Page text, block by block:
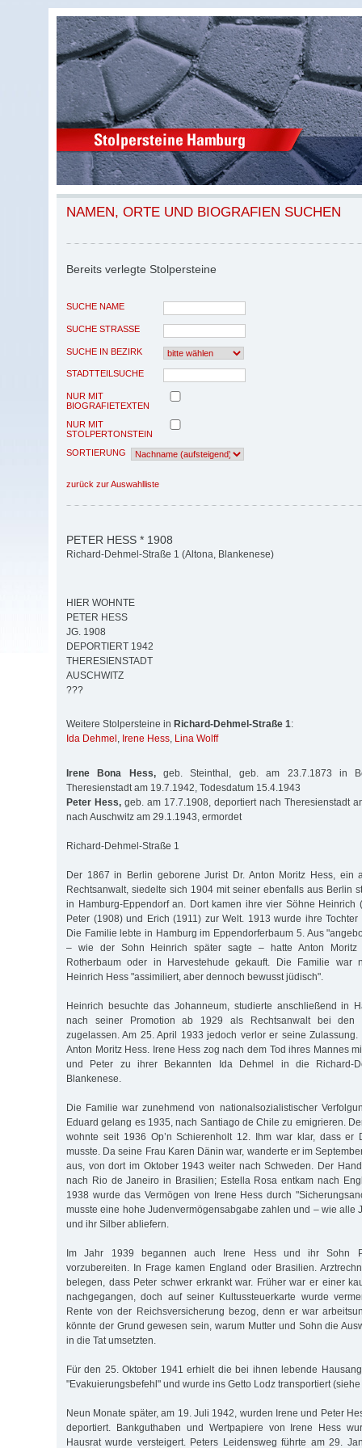
NAMEN, ORTE UND BIOGRAFIEN SUCHEN
Bereits verlegte Stolpersteine
SUCHE NAME
SUCHE STRASSE
SUCHE IN BEZIRK
STADTTEILSUCHE
NUR MIT
BIOGRAFIETEXTEN
NUR MIT
STOLPERTONSTEIN
SORTIERUNG
zurück zur Auswahlliste
PETER HESS * 1908
Richard-Dehmel-Straße 1 (Altona, Blankenese)
HIER WOHNTE
PETER HESS
JG. 1908
DEPORTIERT 1942
THERESIENSTADT
AUSCHWITZ
???
Weitere Stolpersteine in Richard-Dehmel-Straße 1:
Ida Dehmel , Irene Hess, Lina Wolff
Irene Bona Hess,geb. Steinthal, geb. am 23.7.1873 in
Theresienstadt am 19.7.1942, Todesdatum 15.4.1943
Peter Hess, geb. am 17.7.1908, deportiert nach Theresienstadt
nach Auschwitz am 29.1.1943, ermordet
Richard-Dehmel-Straße 1
Der 1867 in Berlin geborene Jurist Dr. Anton Moritz Hess, ein
Rechtsanwalt, siedelte sich 1904 mit seiner ebenfalls aus Berlin
in Hamburg-Eppendorf an. Dort kamen ihre vier Söhne Heinrich
Peter (1908) und Erich (1911) zur Welt. 1913 wurde ihre
Die Familie lebte in Hamburg im Eppendorferbaum 5. Aus
– wie der Sohn Heinrich später sagte – hatte Anton
Rotherbaum oder in Harvestehude gekauft. Die Familie war
Heinrich Hess "assimiliert, aber dennoch bewusst jüdisch".
Heinrich besuchte das Johanneum, studierte anschließend in
nach seiner Promotion ab 1929 als Rechtsanwalt bei den
zugelassen. Am 25. April 1933 jedoch verlor er seine
Anton Moritz Hess. Irene Hess zog nach dem Tod ihres Mannes
und Peter zu ihrer Bekannten Ida Dehmel in die Richard-
Blankenese.
Die Familie war zunehmend von nationalsozialistischer
Eduard gelang es 1935, nach Santiago de Chile zu emigrieren.
wohnte seit 1936 Op’n Schierenholt 12. Ihm war klar, dass er
musste. Da seine Frau Karen Dänin war, wanderte er im
aus, von dort im Oktober 1943 weiter nach Schweden. Der
nach Rio de Janeiro in Brasilien; Estella Rosa entkam nach
1938 wurde das Vermögen von Irene Hess durch
musste eine hohe Judenvermögensabgabe zahlen und – wie alle
und ihr Silber abliefern.
Im Jahr 1939 begannen auch Irene Hess und ihr Sohn
vorzubereiten. In Frage kamen England oder Brasilien.
belegen, dass Peter schwer erkrankt war. Früher war er einer
nachgegangen, doch auf seiner Kultussteuerkarte wurde
Rente von der Reichsversicherung bezog, denn er war
könnte der Grund gewesen sein, warum Mutter und Sohn die
in die Tat umsetzten.
Für den 25. Oktober 1941 erhielt die bei ihnen lebende
"Evakuierungsbefehl" und wurde ins Getto Lodz transportiert
Neun Monate später, am 19. Juli 1942, wurden Irene und Peter
deportiert. Bankguthaben und Wertpapiere von Irene Hess
Hausrat wurde versteigert. Peters Leidensweg führte am 29.